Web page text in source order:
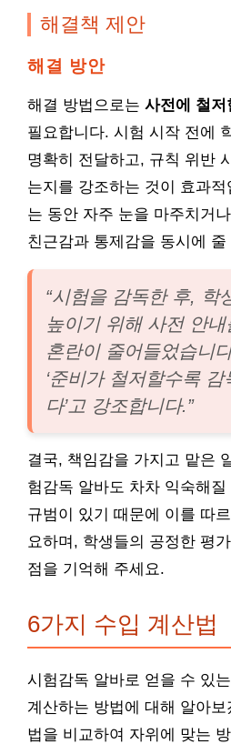
해결책 제안
해결 방안
해결 방법으로는 사전에 철저
필요합니다. 시험 시작 전에
명확히 전달하고, 규칙 위반
는지를 강조하는 것이 효과
는 동안 자주 눈을 마주치거
친근감과 통제감을 동시에
“시험을 감독한 후, 학
높이기 위해 사전 안
혼란이 줄어들었습니
‘준비가 철저할수록
다’고 강조합니다.”
결국, 책임감을 가지고 맡은
험감독 알바도 차차 익숙해
규범이 있기 때문에 이를 따
요하며, 학생들의 공정한 평
점을 기억해 주세요.
6가지 수입 계산법
시험감독 알바로 얻을 수 있
계산하는 방법에 대해 알아
법을 비교하여 자위에 맞는